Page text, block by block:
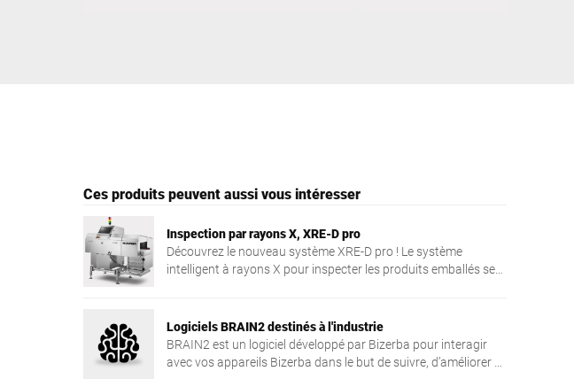
Ces produits peuvent aussi vous intéresser
Inspection par rayons X, XRE-D pro
Découvrez le nouveau système XRE-D pro ! Le système
intelligent à rayons X pour inspecter les produits emballés sert
Logiciels BRAIN2 destinés à l'industrie
BRAIN2 est un logiciel développé par Bizerba pour interagir
avec vos appareils Bizerba dans le but de suivre, d’améliorer et